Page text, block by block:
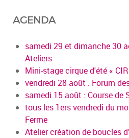
AGENDA
samedi 29 et dimanche 30
Ateliers
Mini-stage cirque d'été «
vendredi 28 août : Forum
samedi 15 août : Course de
tous les 1ers vendredi du
Ferme
Atelier création de boucles